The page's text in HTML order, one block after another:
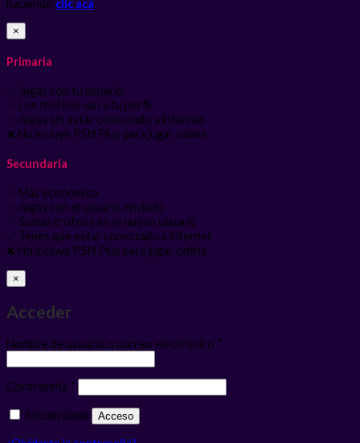
haciendo clic acá
×
Primaria
✅ Jugas con tu usuario
✅ Los trofeos van a tu perfil
✅ Jugas sin estar conectado a internet
❌ No incluye PSN Plus para jugar online
Secundaria
✅ Más económico
✅ Jugas con el usuario enviado
✅ Sumas trofeos en el nuevo usuario
✅ Tenes que estar conectado a internet
❌ No incluye PSN Plus para jugar online
×
Acceder
Nombre de usuario o correo electrónico *
Contraseña *
Recuérdame Acceso